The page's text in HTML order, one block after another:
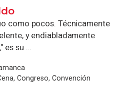
como pocos. Técnicamente
y endiabladamente
es su ...
Congreso, Convención